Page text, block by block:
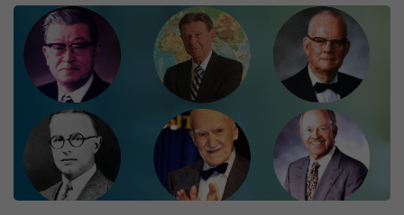
Mestres
da
Qualidade:
Conheça